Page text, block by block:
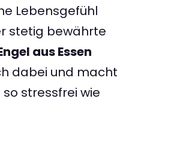
Lebensgefühl
stetig bewährte
aus Essen
dabei und macht
stressfrei wie